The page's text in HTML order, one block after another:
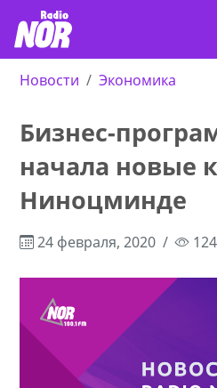
Новости Экономика
Бизнес-
начала новые
Ниноцминде
24 февраля, 2020